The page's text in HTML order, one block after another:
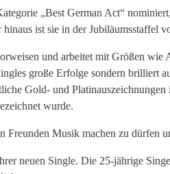
„Best German Act“
ist sie in der Jubiläumsstaffel
und arbeitet mit Größen
große Erfolge sondern
Gold- und
wurde.
Freunden Musik machen zu
neuen Single. Die 25-jährige